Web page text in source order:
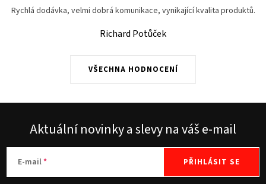
VŠECHNA HODNOCENÍ
Rychlá dodávka, velmi dobrá komunikace, vynikající kvalita produktů.
Richard Potůček
Aktuální novinky a slevy na váš e-mail
E-mail PŘIHLÁSIT SE